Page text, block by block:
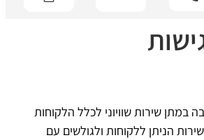
במתן שירות שוויוני לכלל הלקוחות
הניתן ללקוחות ולגולשים עם